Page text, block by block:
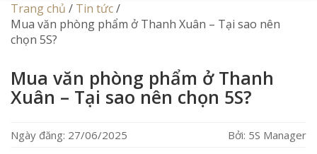
Trang chủ / Tin tức/
Mua văn phòng phẩm ở Thanh Xuân – Tại sao nên
chọn 5S?
Mua văn phòng phẩm ở Thanh
Xuân – Tại sao nên chọn 5S?
Ngày đăng: 27/06/2025 Bởi: 5S Manager